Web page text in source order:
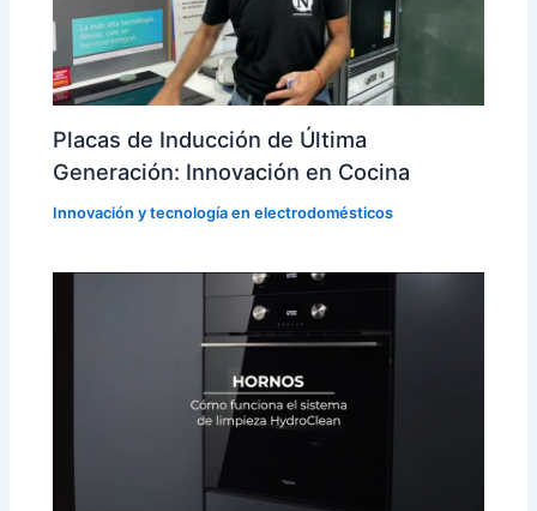
Placas de Inducción de Última
Generación: Innovación en Cocina
Innovación y tecnología en electrodomésticos